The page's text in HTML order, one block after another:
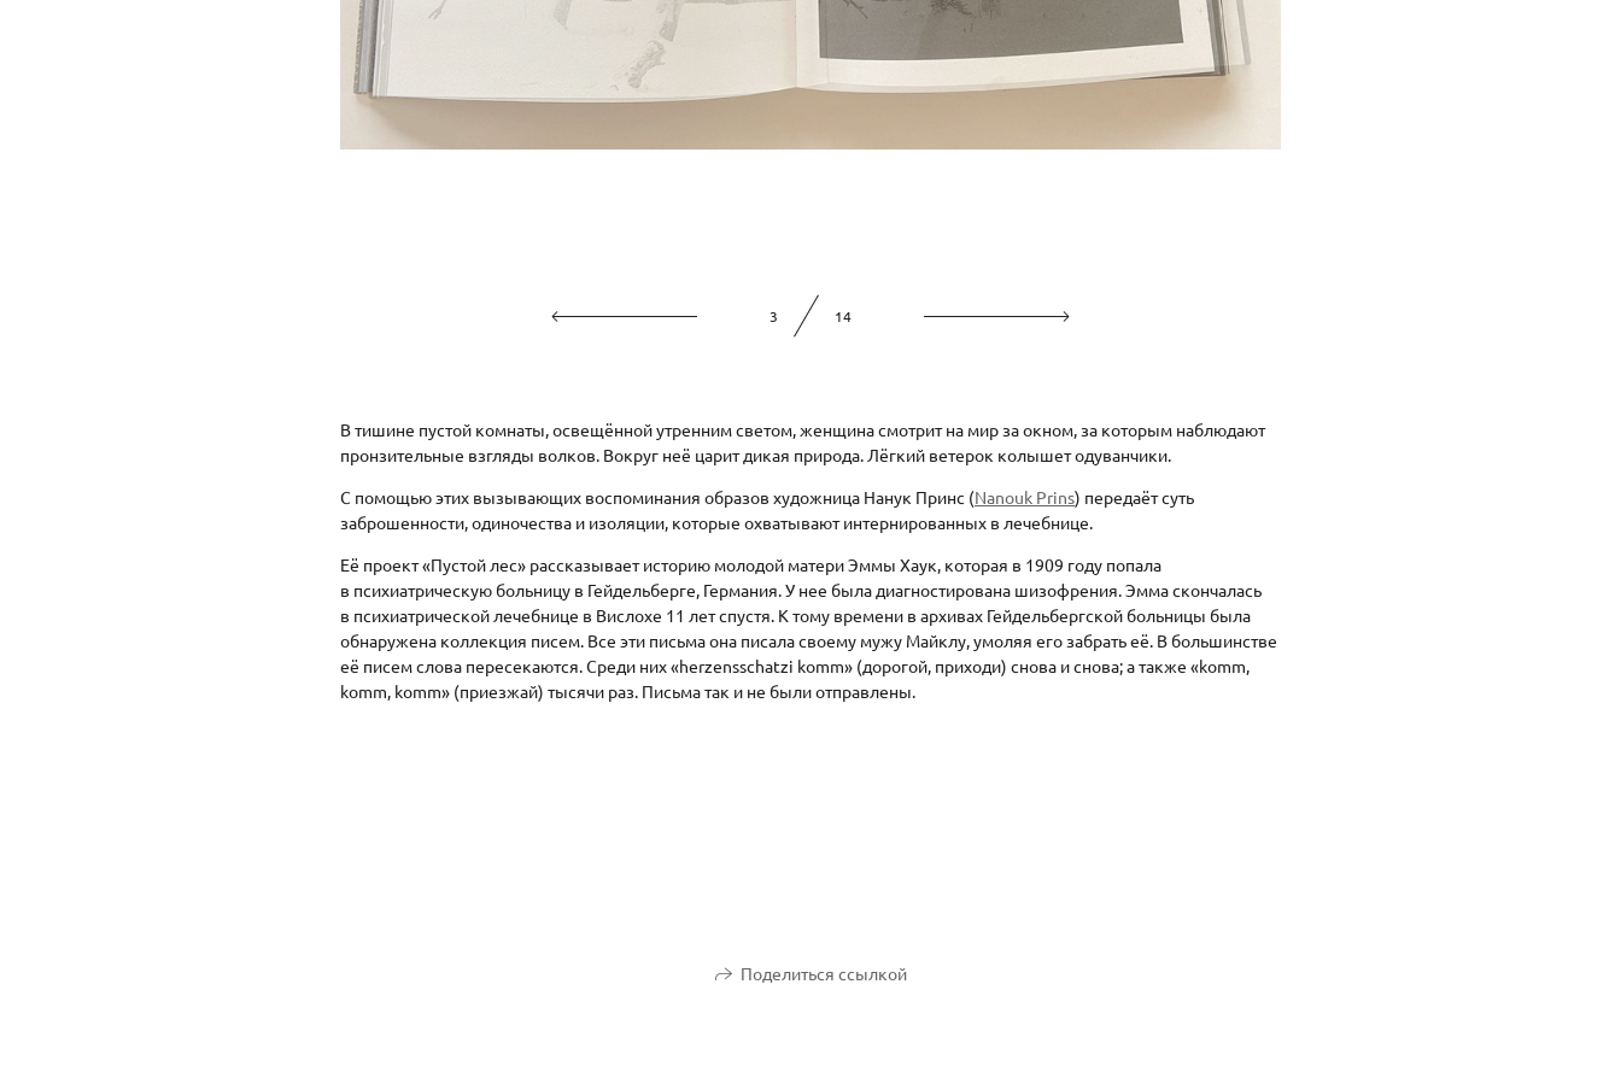
3 14
В тишине пустой комнаты, освещённой утренним светом, женщина смотрит на мир за окном, за которым наблюдают
пронзительные взгляды волков. Вокруг неё царит дикая природа. Лёгкий ветерок колышет одуванчики.
С помощью этих вызывающих воспоминания образов художница Нанук Принс (Nanouk Prins) передаёт суть
заброшенности, одиночества и изоляции, которые охватывают интернированных в лечебнице.
Её проект «Пустой лес» рассказывает историю молодой матери Эммы Хаук, которая в 1909 году попала
в психиатрическую больницу в Гейдельберге, Германия. У нее была диагностирована шизофрения. Эмма скончалась
в психиатрической лечебнице в Вислохе 11 лет спустя. К тому времени в архивах Гейдельбергской больницы была
обнаружена коллекция писем. Все эти письма она писала своему мужу Майклу, умоляя его забрать её. В большинстве
её писем слова пересекаются. Среди них «herzensschatzi komm» (дорогой, приходи) снова и снова; а также «komm,
komm, komm» (приезжай) тысячи раз. Письма так и не были отправлены.
Поделиться ссылкой